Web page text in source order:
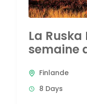
La Ruska
semaine
Finlande
8 Days